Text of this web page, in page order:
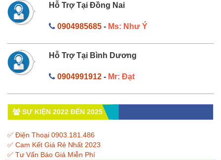
Hỗ Trợ Tại Đồng Nai
0904985685- Ms: Như Ý
Hỗ Trợ Tại Bình Dương
0904991912- Mr: Đạt
SỰ KIỆN 2022 ĐẾN 2025
✅ Điện Thoại 0903.181.486
✅ Cam Kết Giá Rẻ Nhất 2023
✅ Tư Vấn Báo Giá Miễn Phí